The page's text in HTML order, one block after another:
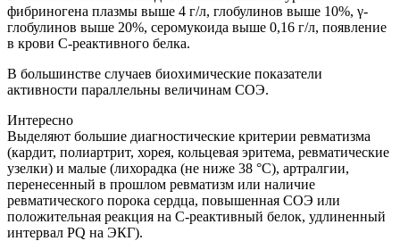
фибриногена плазмы выше 4 г/л, глобулинов выше 10%, γ-
глобулинов выше 20%, серомукоида выше 0,16 г/л, появление
в крови С-реактивного белка.
В большинстве случаев биохимические показатели
активности параллельны величинам СОЭ.
Интересно
Выделяют большие диагностические критерии ревматизма
(кардит, полиартрит, хорея, кольцевая эритема, ревматические
узелки) и малые (лихорадка (не ниже 38 °С), артралгии,
перенесенный в прошлом ревматизм или наличие
ревматического порока сердца, повышенная СОЭ или
положительная реакция на С-реактивный белок, удлиненный
интервал РQ на ЭКГ).